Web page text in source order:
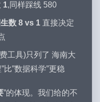
1,同样踩线 580
数 8 vs 1 直接决定
工具)只列了 海南大
比”数据科学”更稳
”的体现。我们给的不